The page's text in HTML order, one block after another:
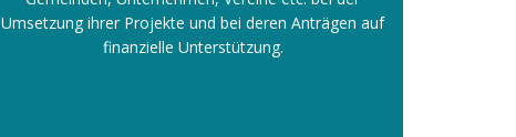
Umsetzung ihrer Projekte und bei deren Anträgen auf
finanzielle Unterstützung.